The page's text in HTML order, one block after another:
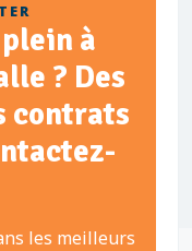
à
? Des
contrats
les meilleurs